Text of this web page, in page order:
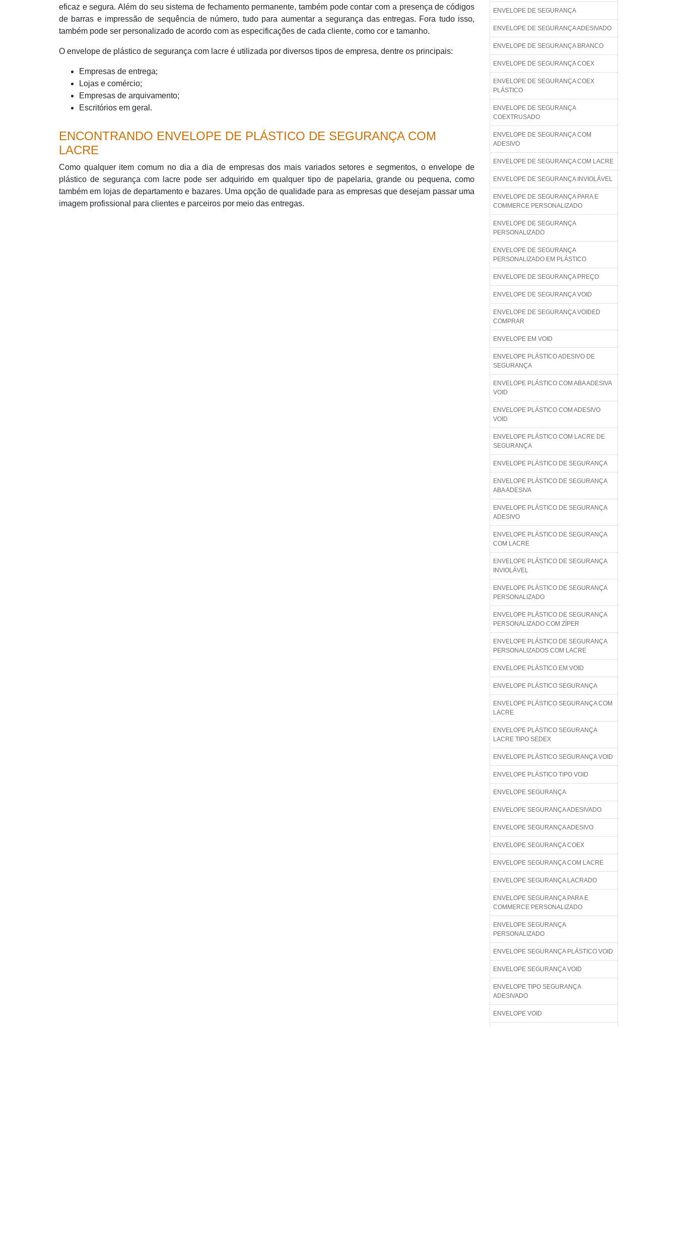
eficaz e segura. Além do seu sistema de fechamento permanente, também pode contar com a presença de códigos
de barras e impressão de sequência de número, tudo para aumentar a segurança das entregas. Fora tudo isso,
também pode ser personalizado de acordo com as especificações de cada cliente, como cor e tamanho.
O envelope de plástico de segurança com lacre é utilizada por diversos tipos de empresa, dentre os principais:
Empresas de entrega;
Lojas e comércio;
Empresas de arquivamento;
Escritórios em geral.
ENCONTRANDO ENVELOPE DE PLÁSTICO DE SEGURANÇA COM
LACRE
Como qualquer item comum no dia a dia de empresas dos mais variados setores e segmentos, o envelope de
plástico de segurança com lacre pode ser adquirido em qualquer tipo de papelaria, grande ou pequena, como
também em lojas de departamento e bazares. Uma opção de qualidade para as empresas que desejam passar uma
imagem profissional para clientes e parceiros por meio das entregas.
ENVELOPE DE SEGURANÇA
ENVELOPE DE SEGURANÇA ADESIVADO
ENVELOPE DE SEGURANÇA BRANCO
ENVELOPE DE SEGURANÇA COEX
ENVELOPE DE SEGURANÇA COEX
PLÁSTICO
ENVELOPE DE SEGURANÇA
COEXTRUSADO
ENVELOPE DE SEGURANÇA COM
ADESIVO
ENVELOPE DE SEGURANÇA COM LACRE
ENVELOPE DE SEGURANÇA INVIOLÁVEL
ENVELOPE DE SEGURANÇA PARA E
COMMERCE PERSONALIZADO
ENVELOPE DE SEGURANÇA
PERSONALIZADO
ENVELOPE DE SEGURANÇA
PERSONALIZADO EM PLÁSTICO
ENVELOPE DE SEGURANÇA PREÇO
ENVELOPE DE SEGURANÇA VOID
ENVELOPE DE SEGURANÇA VOIDED
COMPRAR
ENVELOPE EM VOID
ENVELOPE PLÁSTICO ADESIVO DE
SEGURANÇA
ENVELOPE PLÁSTICO COM ABA ADESIVA
VOID
ENVELOPE PLÁSTICO COM ADESIVO
VOID
ENVELOPE PLÁSTICO COM LACRE DE
SEGURANÇA
ENVELOPE PLÁSTICO DE SEGURANÇA
ENVELOPE PLÁSTICO DE SEGURANÇA
ABA ADESIVA
ENVELOPE PLÁSTICO DE SEGURANÇA
ADESIVO
ENVELOPE PLÁSTICO DE SEGURANÇA
COM LACRE
ENVELOPE PLÁSTICO DE SEGURANÇA
INVIOLÁVEL
ENVELOPE PLÁSTICO DE SEGURANÇA
PERSONALIZADO
ENVELOPE PLÁSTICO DE SEGURANÇA
PERSONALIZADO COM ZÍPER
ENVELOPE PLÁSTICO DE SEGURANÇA
PERSONALIZADOS COM LACRE
ENVELOPE PLÁSTICO EM VOID
ENVELOPE PLÁSTICO SEGURANÇA
ENVELOPE PLÁSTICO SEGURANÇA COM
LACRE
ENVELOPE PLÁSTICO SEGURANÇA
LACRE TIPO SEDEX
ENVELOPE PLÁSTICO SEGURANÇA VOID
ENVELOPE PLÁSTICO TIPO VOID
ENVELOPE SEGURANÇA
ENVELOPE SEGURANÇA ADESIVADO
ENVELOPE SEGURANÇA ADESIVO
ENVELOPE SEGURANÇA COEX
ENVELOPE SEGURANÇA COM LACRE
ENVELOPE SEGURANÇA LACRADO
ENVELOPE SEGURANÇA PARA E
COMMERCE PERSONALIZADO
ENVELOPE SEGURANÇA
PERSONALIZADO
ENVELOPE SEGURANÇA PLÁSTICO VOID
ENVELOPE SEGURANÇA VOID
ENVELOPE TIPO SEGURANÇA
ADESIVADO
ENVELOPE VOID